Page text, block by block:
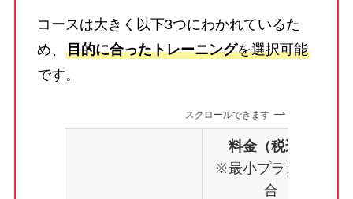
コースは大きく以下3つにわかれているた
め、 目的に合ったトレーニングを選択可能
です。
スクロールできます
料金（税込）
※最小プランの場
合